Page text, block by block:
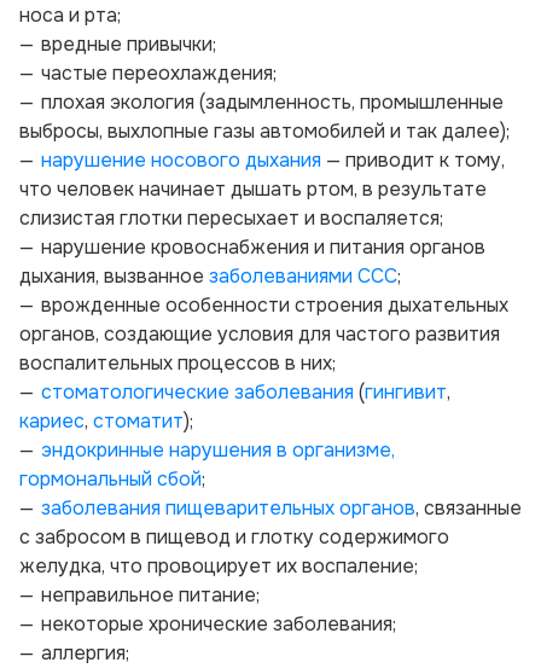
носа и рта;
вредные привычки;
частые переохлаждения;
плохая экология (задымленность, промышленные
выбросы, выхлопные газы автомобилей и так далее);
нарушение носового дыхания — приводит к тому,
что человек начинает дышать ртом, в результате
слизистая глотки пересыхает и воспаляется;
нарушение кровоснабжения и питания органов
дыхания, вызванное заболеваниями ССС;
врожденные особенности строения дыхательных
органов, создающие условия для частого развития
воспалительных процессов в них;
стоматологические заболевания (гингивит,
кариес, стоматит);
эндокринные нарушения в организме,
гормональный сбой;
заболевания пищеварительных органов, связанные
с забросом в пищевод и глотку содержимого
желудка, что провоцирует их воспаление;
неправильное питание;
некоторые хронические заболевания;
аллергия;